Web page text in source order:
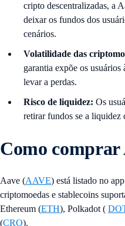
cripto descentralizadas, a
deixar os fundos dos
cenários.
Volatilidade das
garantia expõe os
levar a perdas.
Risco de liquidez: Os
retirar fundos se a liquidez
Como comprar
Aave (AAVE) está listado no
criptomoedas e stablecoins
Ethereum (ETH), Polkadot (
(CRO).